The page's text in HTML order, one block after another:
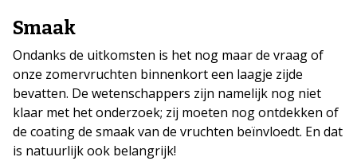
Smaak
Ondanks de uitkomsten is het nog maar de vraag of
onze zomervruchten binnenkort een laagje zijde
bevatten. De wetenschappers zijn namelijk nog niet
klaar met het onderzoek; zij moeten nog ontdekken of
de coating de smaak van de vruchten beïnvloedt. En dat
is natuurlijk ook belangrijk!